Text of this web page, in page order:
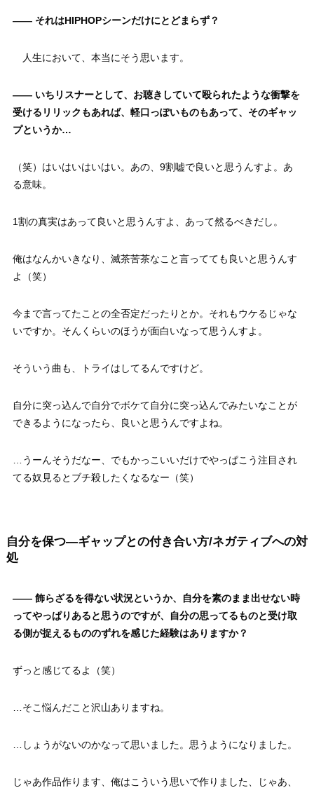
—— それはHIPHOPシーンだけにとどまらず？
人生において、本当にそう思います。
—— いちリスナーとして、お聴きしていて殴られたような衝撃を
受けるリリックもあれば、軽口っぽいものもあって、そのギャッ
プというか…
（笑）はいはいはいはい。あの、9割嘘で良いと思うんすよ。あ
る意味。
1割の真実はあって良いと思うんすよ、あって然るべきだし。
俺はなんかいきなり、滅茶苦茶なこと言ってても良いと思うんす
よ（笑）
今まで言ってたことの全否定だったりとか。それもウケるじゃな
いですか。そんくらいのほうが面白いなって思うんすよ。
そういう曲も、トライはしてるんですけど。
自分に突っ込んで自分でボケて自分に突っ込んでみたいなことが
できるようになったら、良いと思うんですよね。
…うーんそうだなー、でもかっこいいだけでやっぱこう注目され
てる奴見るとブチ殺したくなるなー（笑）
自分を保つ―ギャップとの付き合い方/ネガティブへの対
処
—— 飾らざるを得ない状況というか、自分を素のまま出せない時
ってやっぱりあると思うのですが、自分の思ってるものと受け取
る側が捉えるもののずれを感じた経験はありますか？
ずっと感じてるよ（笑）
…そこ悩んだこと沢山ありますね。
…しょうがないのかなって思いました。思うようになりました。
じゃあ作品作ります、俺はこういう思いで作りました、じゃあ、